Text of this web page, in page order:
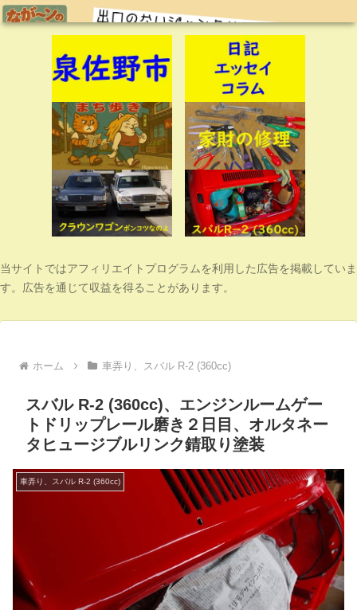
当サイトではアフィリエイトプログラムを利用した広告を掲載していま
す。広告を通じて収益を得ることがあります。
ホーム 車弄り、スバル R-2 (360cc)
スバル R-2 (360cc)、エンジンルームゲー
トドリップレール磨き２日目、オルタネー
タヒュージブルリンク錆取り塗装
車弄り、スバル R-2 (360cc)